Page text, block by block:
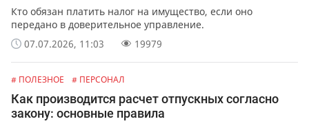
Кто обязан платить налог на имущество, если оно
передано в доверительное управление.
07.07.2026, 11:03
19979
# ПОЛЕЗНОЕ # ПЕРСОНАЛ
Как производится расчет отпускных согласно
закону: основные правила